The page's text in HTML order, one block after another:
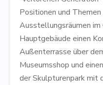
Positionen und
Ausstellungsräumen
Hauptgebäude einen
Außenterrasse über
Museumsshop und
der Skulpturenpark mit